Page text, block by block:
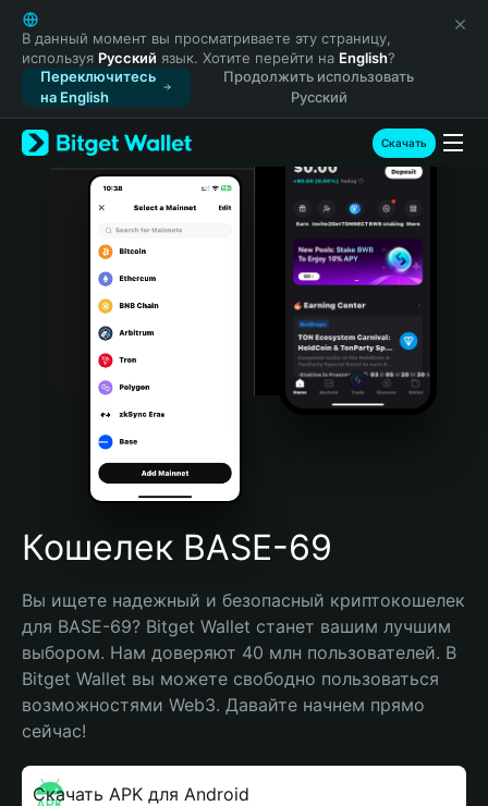
English
日本語
Tiếng Việt
Русский
Español (Latinoamérica)
Türkçe
Italiano
Português (Portugal)
Bahasa Indonesia
Português (Brasil)
Español (Argentina)
В данный момент вы просматриваете эту страницу,
используя Русский язык. Хотите перейти на English?
Переключитесь
на English
Продолжить использовать
Русский
Скачать
Кошелек BASE-69
Вы ищете надежный и безопасный криптокошелек
для BASE-69? Bitget Wallet станет вашим лучшим
выбором. Нам доверяют 40 млн пользователей. В
Bitget Wallet вы можете свободно пользоваться
возможностями Web3. Давайте начнем прямо
сейчас!
Скачать APK для Android